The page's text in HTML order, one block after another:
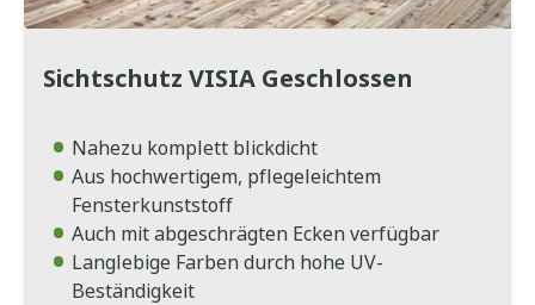
Sichtschutz VISIA Geschlossen
Nahezu komplett blickdicht
Aus hochwertigem, pflegeleichtem
Fensterkunststoff
Auch mit abgeschrägten Ecken verfügbar
Langlebige Farben durch hohe UV-
Beständigkeit